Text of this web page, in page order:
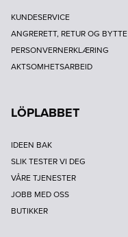
KUNDESERVICE
ANGRERETT, RETUR OG BYTTE
PERSONVERNERKLÆRING
AKTSOMHETSARBEID
LÖPLABBET
IDEEN BAK
SLIK TESTER VI DEG
VÅRE TJENESTER
JOBB MED OSS
BUTIKKER